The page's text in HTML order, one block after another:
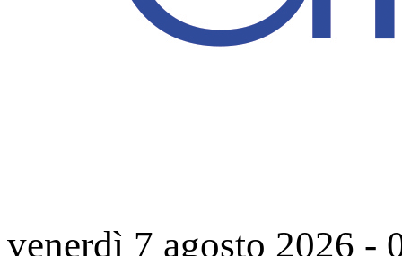
venerdì 7 agosto 2026 -